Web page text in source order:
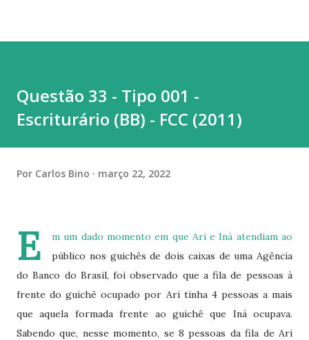
Questão 33 - Tipo 001 -
Escriturário (BB) - FCC (2011)
Por Carlos Bino março 22, 2022
E
m um dado momento em que Ari e Iná atendiam ao
público nos guichês de dois caixas de uma Agência
do Banco do Brasil, foi observado que a fila de pessoas à
frente do guichê ocupado por Ari tinha 4 pessoas a mais
que aquela formada frente ao guichê que Iná ocupava.
Sabendo que, nesse momento, se 8 pessoas da fila de Ari